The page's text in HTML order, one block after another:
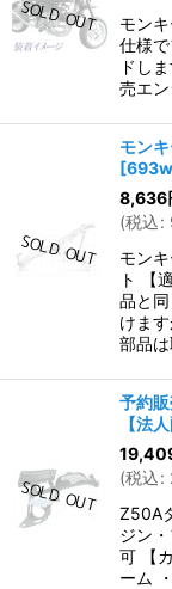
モン
仕様
ドし
売エ
モン
[693w
8,636
(税込:
モン
ト 【
品と
けま
部品
予約
【法
(税込:
Z50A
ジン
可 【
ーム